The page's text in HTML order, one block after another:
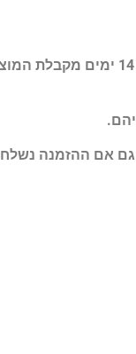
4.1. בהתאם לחוק הגנת הצרכן, תשמ"א-1981,